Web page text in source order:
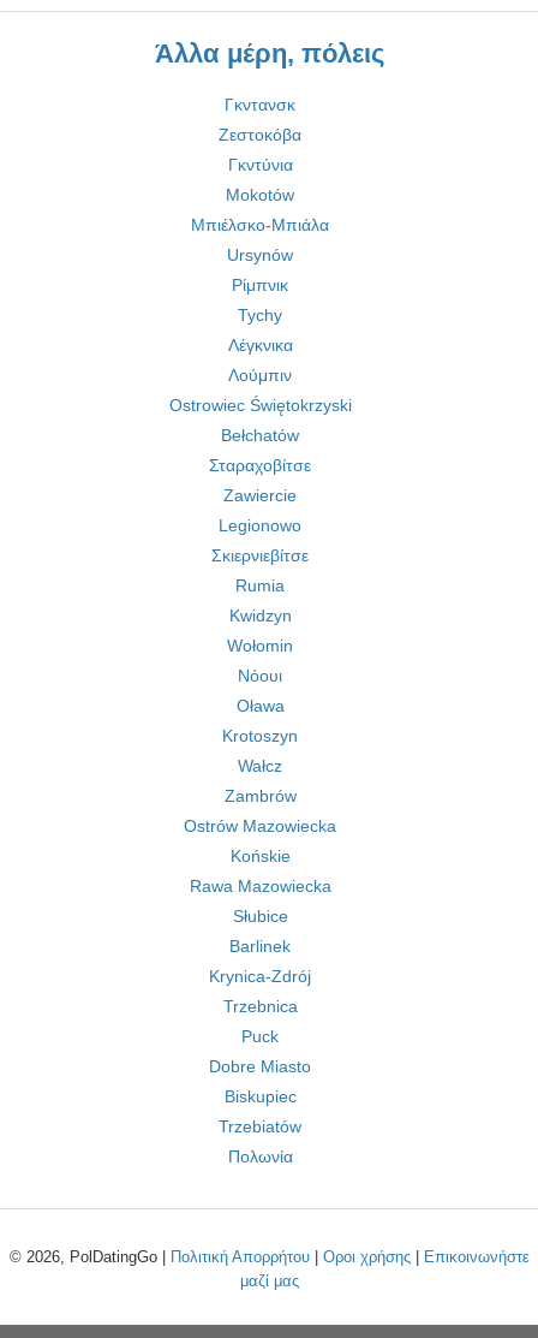
Άλλα μέρη, πόλεις
Γκντανσκ
Ζεστοκόβα
Γκντύνια
Mokotów
Μπιέλσκο-Μπιάλα
Ursynów
Ρίμπνικ
Tychy
Λέγκνικα
Λούμπιν
Ostrowiec Świętokrzyski
Bełchatów
Σταραχοβίτσε
Zawiercie
Legionowo
Σκιερνιεβίτσε
Rumia
Kwidzyn
Wołomin
Νόουι
Oława
Krotoszyn
Wałcz
Zambrów
Ostrów Mazowiecka
Końskie
Rawa Mazowiecka
Słubice
Barlinek
Krynica-Zdrój
Trzebnica
Puck
Dobre Miasto
Biskupiec
Trzebiatów
Πολωνία
© 2026, PolDatingGo | Πολιτική Απορρήτου| Οροι χρήσης|
Επικοινωνήστε
μαζί μας